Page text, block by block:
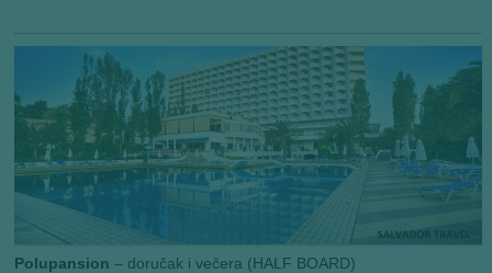
Polupansion – doručak i večera (HALF BOARD)